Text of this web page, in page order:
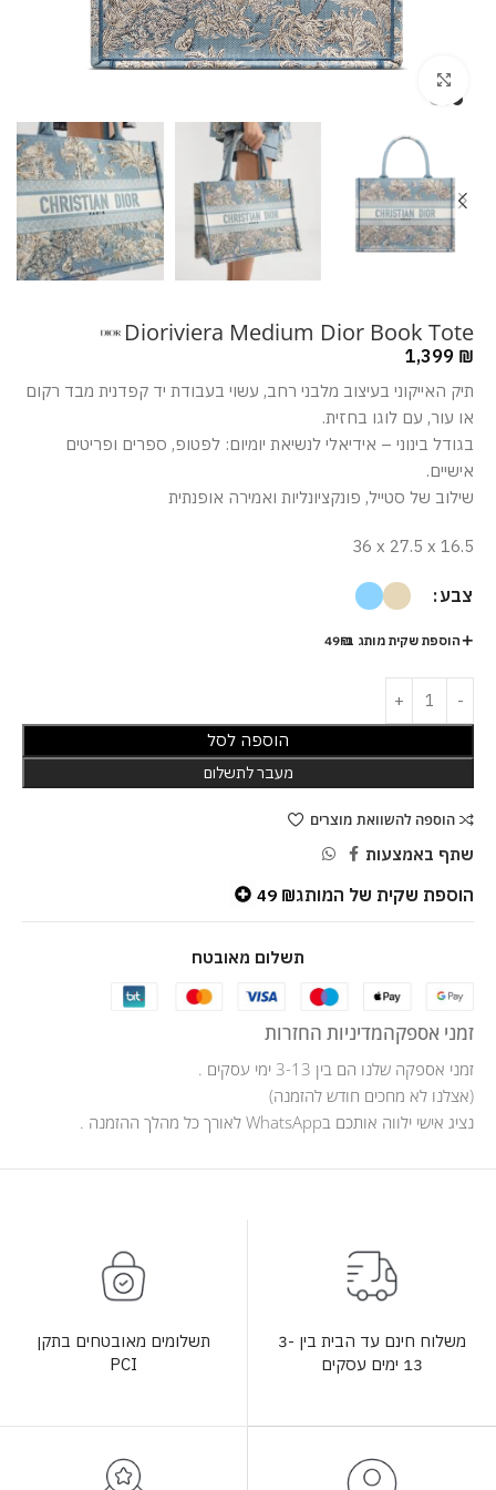
Dioriviera Medium Dior Book Tote
1,399 ₪
תיק האייקוני בעיצוב מלבני רחב, עשוי בעבודת יד קפדנית מבד רקום
או עור, עם לוגו בחזית.
בגודל בינוני – אידיאלי לנשיאת יומיום: לפטופ, ספרים ופריטים
אישיים.
שילוב של סטייל, פונקציונליות ואמירה אופנתית
36 x 27.5 x 16.5
צבע
הוספת שקית מותג ב-49₪
הוספה לסל
מעבר לתשלום
הוספה להשוואת מוצרים
שתף באמצעות
הוספת שקית של המותג 49 ₪
תשלום מאובטח
זמני אספקהמדיניות החזרות
זמני אספקה שלנו הם בין 3-13 ימי עסקים .
(אצלנו לא מחכים חודש להזמנה)
נציג אישי ילווה אותכם בWhatsApp לאורך כל מהלך ההזמנה .
משלוח חינם עד הבית בין 3-
13 ימים עסקים
תשלומים מאובטחים בתקן
PCI